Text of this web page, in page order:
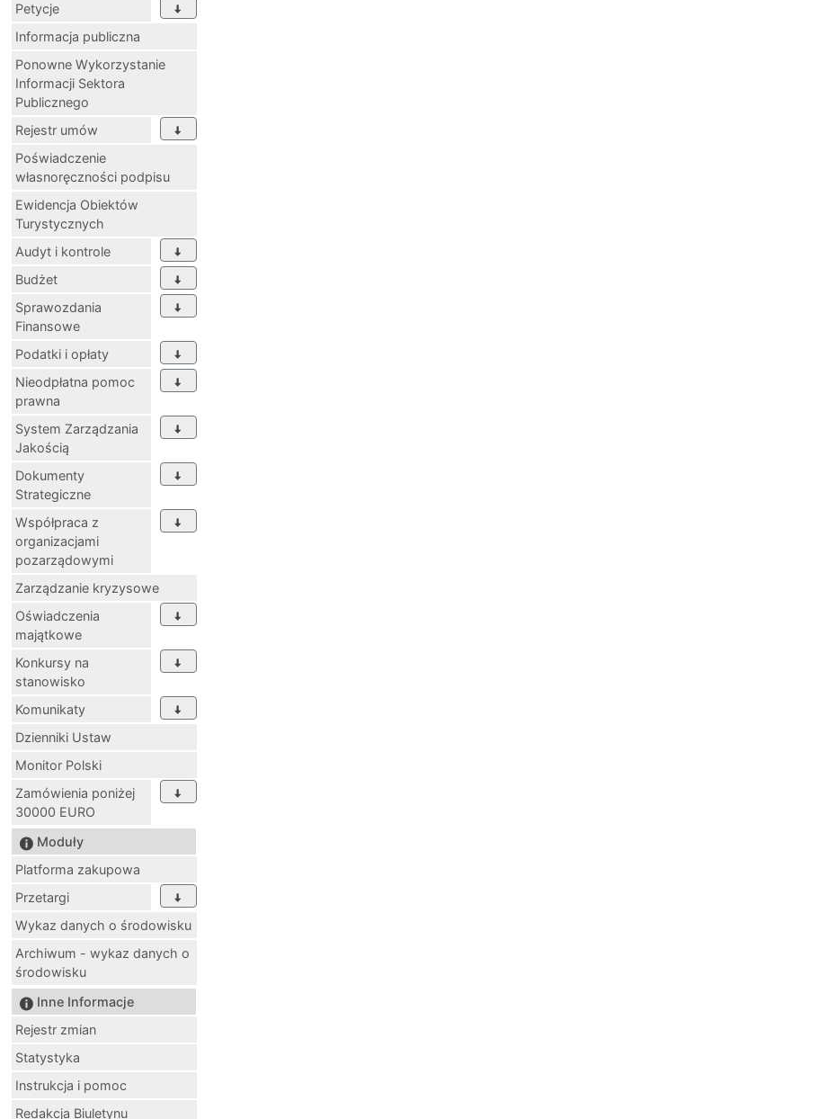
Petycje
Informacja publiczna
Ponowne Wykorzystanie
Informacji Sektora
Publicznego
Rejestr umów
Poświadczenie
własnoręczności podpisu
Ewidencja Obiektów
Turystycznych
Audyt i kontrole
Budżet
Sprawozdania
Finansowe
Podatki i opłaty
Nieodpłatna pomoc
prawna
System Zarządzania
Jakością
Dokumenty
Strategiczne
Współpraca z
organizacjami
pozarządowymi
Zarządzanie kryzysowe
Oświadczenia
majątkowe
Konkursy na
stanowisko
Komunikaty
Dzienniki Ustaw
Monitor Polski
Zamówienia poniżej
30000 EURO
Moduły
Platforma zakupowa
Przetargi
Wykaz danych o środowisku
Archiwum - wykaz danych o
środowisku
Inne Informacje
Rejestr zmian
Statystyka
Instrukcja i pomoc
Redakcja Biuletynu